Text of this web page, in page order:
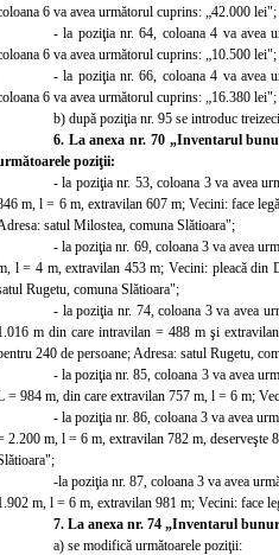
6 va avea următorul cuprins: „42.000 lei";
- la poziţia nr. 64, coloana 4 va avea
6 va avea următorul cuprins: „10.500 lei";
- la poziţia nr. 66, coloana 4 va avea
6 va avea următorul cuprins: „16.380 lei";
b) după poziţia nr. 95 se introduc
6. La anexa nr. 70 „Inventarul
poziţii:
- la poziţia nr. 53, coloana 3 va avea
m, l = 6 m, extravilan 607 m; Vecini: face
satul Milostea, comuna Slătioara";
- la poziţia nr. 69, coloana 3 va avea
l = 4 m, extravilan 453 m; Vecini: pleacă din
Rugetu, comuna Slătioara";
- la poziţia nr. 74, coloana 3 va avea
m din care intravilan = 488 m şi
240 de persoane; Adresa: satul Rugetu,
- la poziţia nr. 85, coloana 3 va avea
= 984 m, din care extravilan 757 m, l = 6 m;
- la poziţia nr. 86, coloana 3 va avea
2.200 m, l = 6 m, extravilan 782 m, deserveşte
-la poziţia nr. 87, coloana 3 va avea
m, l = 6 m, extravilan 981 m; Vecini: face
7. La anexa nr. 74 „Inventarul
a) se modifică următoarele poziţii: